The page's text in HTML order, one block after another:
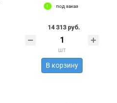
под заказ
14 313 руб.
шт
В корзину